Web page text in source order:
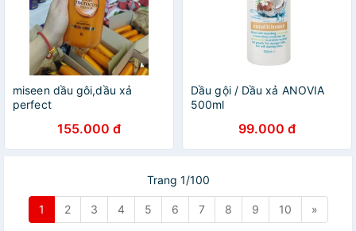
miseen dầu gôi,dầu xả
perfect
155.000 đ
Dầu gội / Dầu xả ANOVIA
500ml
99.000 đ
Trang 1/100
1 2 3 4 5 6 7 8 9 10 »